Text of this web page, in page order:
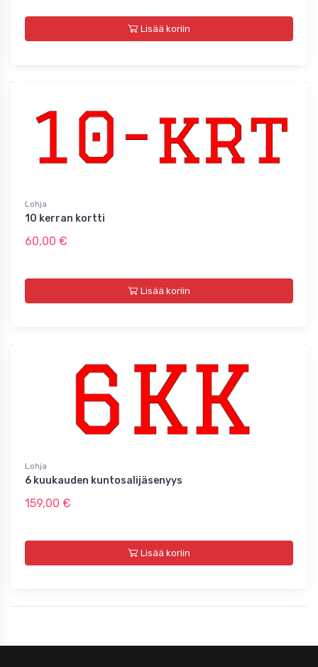
Lisää koriin
Lohja
10 kerran kortti
60,00 €
Lisää koriin
Lohja
6 kuukauden kuntosalijäsenyys
159,00 €
Lisää koriin